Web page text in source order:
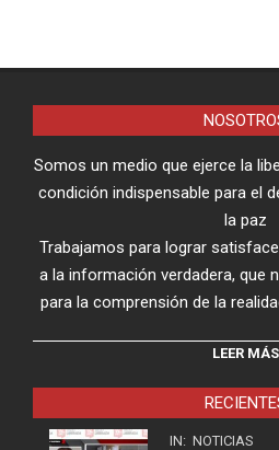
Somos un medio que ejerce la
condición indispensable para el
la paz
Trabajamos para lograr
a la información verdadera, que
para la comprensión de la
LEER MÁS
IN: NOTICIAS